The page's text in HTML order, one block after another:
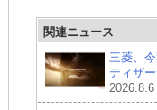
関連ニュース
三菱、
ティザ
2026.8.6